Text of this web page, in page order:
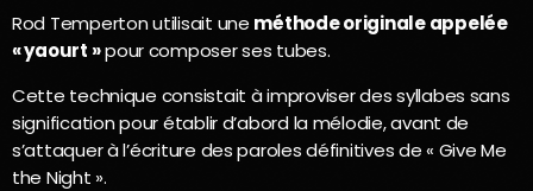
Rod Temperton utilisait une méthode originale appelée
« yaourt »pour composer ses tubes.
Cette technique consistait à improviser des syllabes sans
signification pour établir d’abord la mélodie, avant de
s’attaquer à l’écriture des paroles définitives de « Give Me
the Night ».